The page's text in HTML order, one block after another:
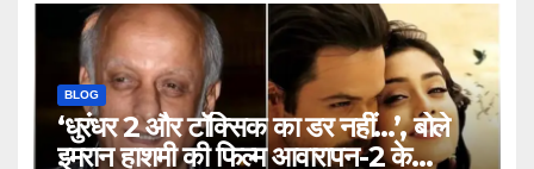
BLOG
‘धुरंधर 2 और टॉक्सिक का डर नहीं…’, बोले
इमरान हाशमी की फिल्म आवारापन-2 के